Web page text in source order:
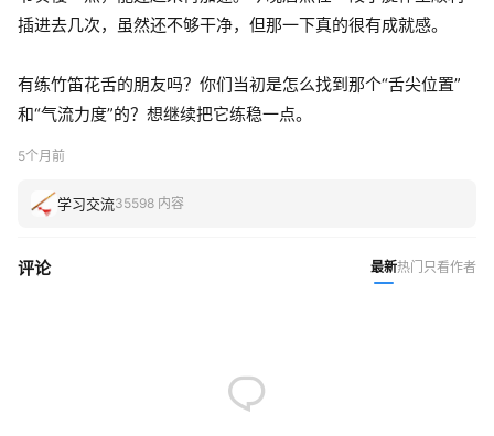
插进去几次，虽然还不够干净，但那一下真的很有成就感。
有练竹笛花舌的朋友吗？你们当初是怎么找到那个“舌尖位置”
和“气流力度”的？想继续把它练稳一点。
5个月前
学习交流35598 内容
评论 最新热门 只看作者